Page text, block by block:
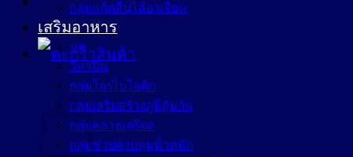
ตะกร้าสินค้า
กลุ่มแก้คลื่นไส้อาเจียน
เสริมอาหาร
นม
วิตามิน
กลุ่มโพรไบโอติก
กลุ่มเสริมสร้างภูมิคุ้มกัน
กลุ่มคลายเครียด
กลุ่มช่วยควบคุมน้ำหนัก